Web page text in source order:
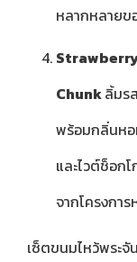
หลากหลายข
Chunkลิ้มร
พร้อมกลิ่นหอ
และไวต์ช็อก
จากโครงกา
เซ็ตขนมไหว้พระ